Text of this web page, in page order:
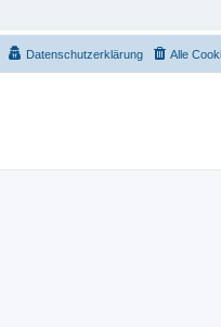
Alle
Datenschutzerklärung